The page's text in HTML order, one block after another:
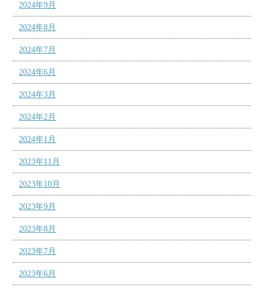
2024年9月
2024年8月
2024年7月
2024年6月
2024年3月
2024年2月
2024年1月
2023年11月
2023年10月
2023年9月
2023年8月
2023年7月
2023年6月